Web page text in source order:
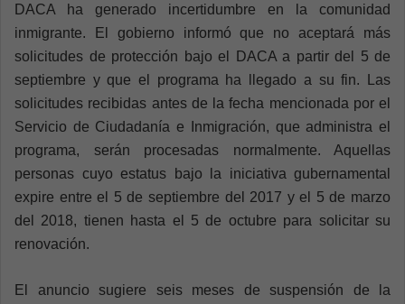
DACA ha generado incertidumbre en la comunidad
inmigrante. El gobierno informó que no aceptará más
solicitudes de protección bajo el DACA a partir del 5 de
septiembre y que el programa ha llegado a su fin. Las
solicitudes recibidas antes de la fecha mencionada por el
Servicio de Ciudadanía e Inmigración, que administra el
programa, serán procesadas normalmente. Aquellas
personas cuyo estatus bajo la iniciativa gubernamental
expire entre el 5 de septiembre del 2017 y el 5 de marzo
del 2018, tienen hasta el 5 de octubre para solicitar su
renovación.
El anuncio sugiere seis meses de suspensión de la